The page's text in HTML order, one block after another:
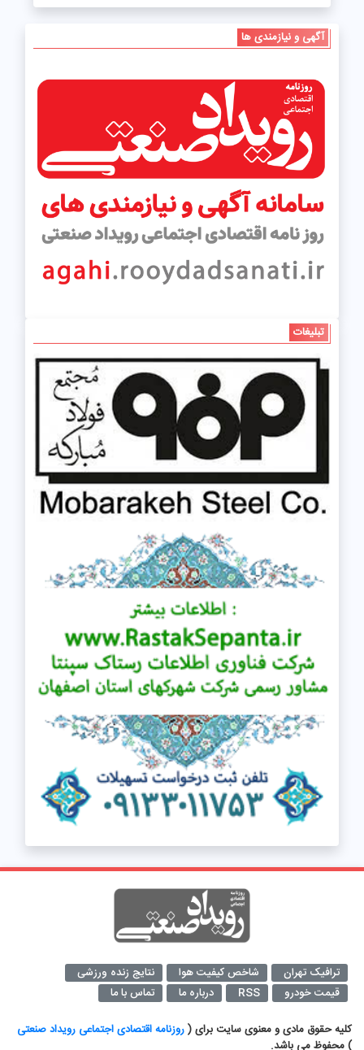
آگهی و نیازمندی ها
تبلیغات
ترافیک تهران شاخص کیفیت هوا
نتایج زنده ورزشی
قیمت خودرو
RSS درباره ما تماس با ما
کلیه حقوق مادی و معنوی سایت برای (روزنامه اقتصادی اجتماعی رویداد صنعتی
) محفوظ می باشد.